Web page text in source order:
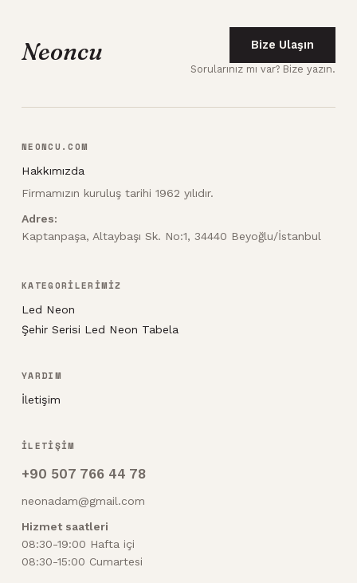
Neoncu Bize Ulaşın
Sorularınız mı var? Bize yazın.
NEONCU.COM
Hakkımızda
Firmamızın kuruluş tarihi 1962 yılıdır.
Adres:
Kaptanpaşa, Altaybaşı Sk. No:1, 34440 Beyoğlu/İstanbul
KATEGORİLERİMİZ
Led Neon
Şehir Serisi Led Neon Tabela
YARDIM
İletişim
İLETİŞİM
+90 507 766 44 78
neonadam@gmail.com
Hizmet saatleri
08:30-19:00 Hafta içi
08:30-15:00 Cumartesi